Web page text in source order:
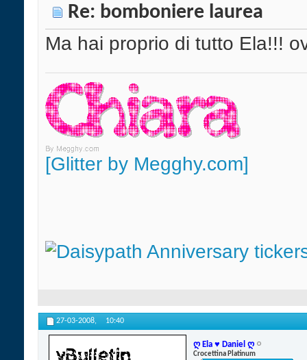
Re: bomboniere laurea
Ma hai proprio di tutto Ela!!!
[Glitter by Megghy.com]
27-03-2008, 10:40
ღ Ela ♥ Daniel ღ
Crocettina Platinum